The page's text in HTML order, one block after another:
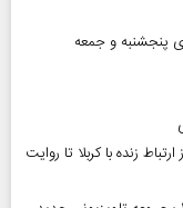
پنجشنبه و جمعه
زنده با کربلا تا روایت